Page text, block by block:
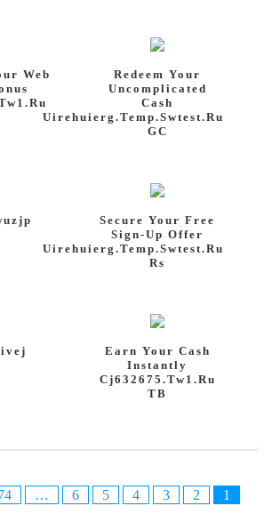
Redeem Your
Uncomplicated
Cash
Uirehuierg.temp.swtest.ru
GC
Web
Secure Your Free
Sign-Up Offer
Uirehuierg.temp.swtest.ru
Rs
Earn Your Cash
Instantly
Cj632675.tw1.ru
TB
1
2
3
4
5
6
…